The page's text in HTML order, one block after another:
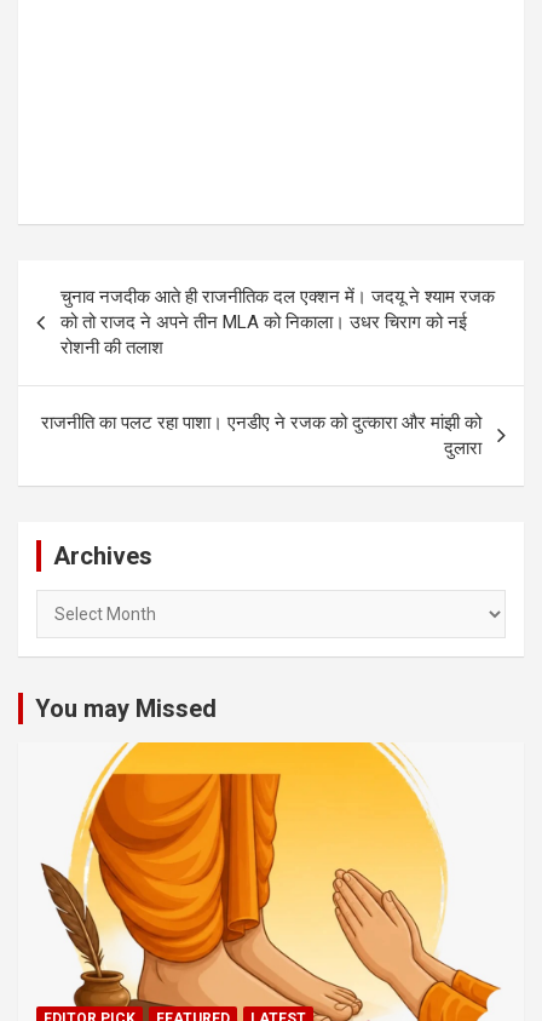
navigation
चुनाव नजदीक आते ही राजनीतिक दल एक्शन में। जदयू ने श्याम रजक
को तो राजद ने अपने तीन MLA को निकाला। उधर चिराग को नई
रोशनी की तलाश
राजनीति का पलट रहा पाशा। एनडीए ने रजक को दुत्कारा और मांझी को
दुलारा
Archives
You may Missed